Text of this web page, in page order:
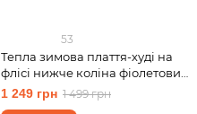
53
Тепла зимова плаття-худі на
флісі нижче коліна фіолетовий
Merlini Рошель 700001005,
розмір 42-44 (S-M)
1 249 грн 1 499 грн